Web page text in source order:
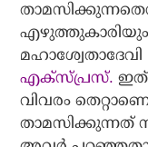
എഴുത്തുകാരിയും
മഹാശ്വേതാദേവി
എക്‌സ്പ്രസ്. ഇത്
വിവരം
താമസിക്കുന്നത്